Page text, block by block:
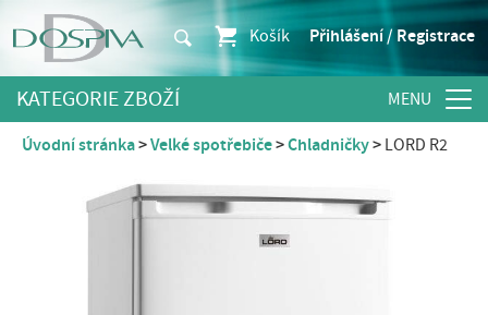
Košík Přihlášení / Registrace
KATEGORIE ZBOŽÍ
Úvodní stránka Velké spotřebiče Chladničky LORD R2